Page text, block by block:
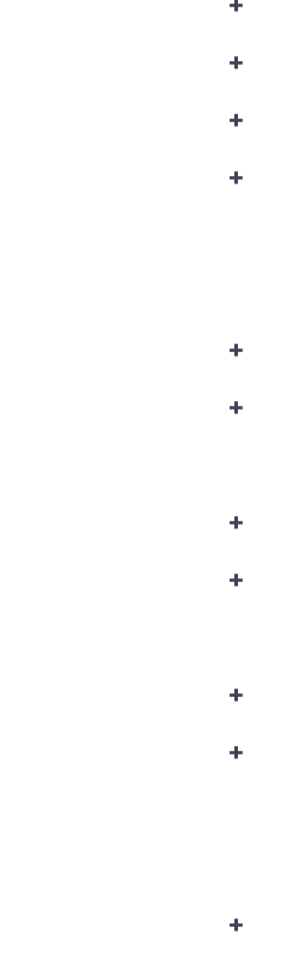
+
+
+
+
+
+
+
+
+
+